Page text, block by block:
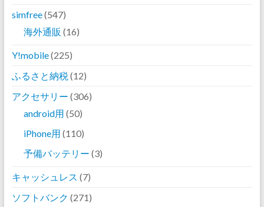
simfree(547)
海外通販 (16)
Y!mobile(225)
ふるさと納税(12)
アクセサリー (306)
android用 (50)
iPhone用 (110)
予備バッテリー (3)
キャッシュレス (7)
ソフトバンク (271)